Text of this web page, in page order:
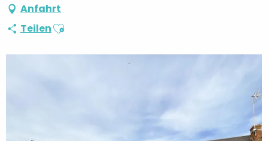
Anfahrt
TeilenAjouter aux favoris